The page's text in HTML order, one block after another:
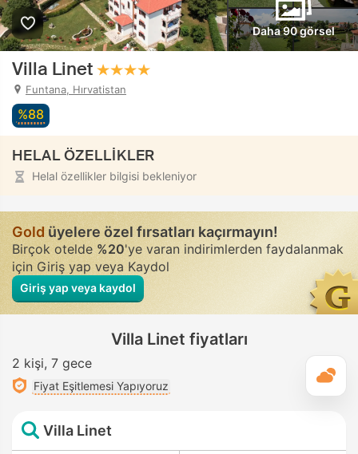
Daha 90 görsel
Villa Linet
Funtana, Hırvatistan
%88
HELAL ÖZELLİKLER
Helal özellikler bilgisi bekleniyor
Goldüyelere özel fırsatları kaçırmayın!
Birçok otelde%20'ye varan indirimlerden faydalanmak
için Giriş yap veya Kaydol
Giriş yap veya kaydol
Villa Linet fiyatları
2 kişi 7 gece
Fiyat Eşitlemesi Yapıyoruz
Villa Linet